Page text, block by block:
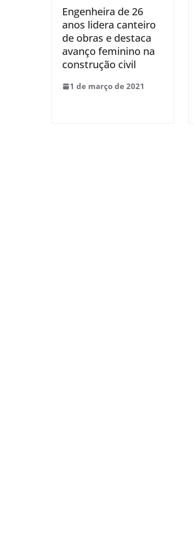
Engenheira de 26
anos lidera canteiro
de obras e destaca
avanço feminino na
construção civil
1 de março de 2021